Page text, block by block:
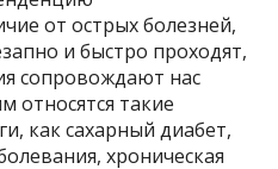
от острых болезней,
и быстро проходят,
сопровождают нас
относятся такие
как сахарный диабет,
хроническая